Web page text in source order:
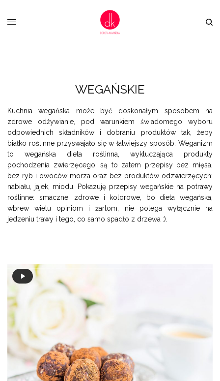
WEGAŃSKIE
Kuchnia wegańska może być doskonałym sposobem na
zdrowe odżywianie, pod warunkiem świadomego wyboru
odpowiednich składników i dobraniu produktów tak, żeby
białko roślinne przyswajało się w łatwiejszy sposób. Weganizm
to wegańska dieta roślinna, wykluczająca produkty
pochodzenia zwierzęcego, są to zatem przepisy bez mięsa,
bez ryb i owoców morza oraz bez produktów odzwierzęcych:
nabiału, jajek, miodu. Pokazuję przepisy wegańskie na potrawy
roślinne: smaczne, zdrowe i kolorowe, bo dieta wegańska,
wbrew wielu opiniom i żartom, nie polega wyłącznie na
jedzeniu trawy i tego, co samo spadło z drzewa :).